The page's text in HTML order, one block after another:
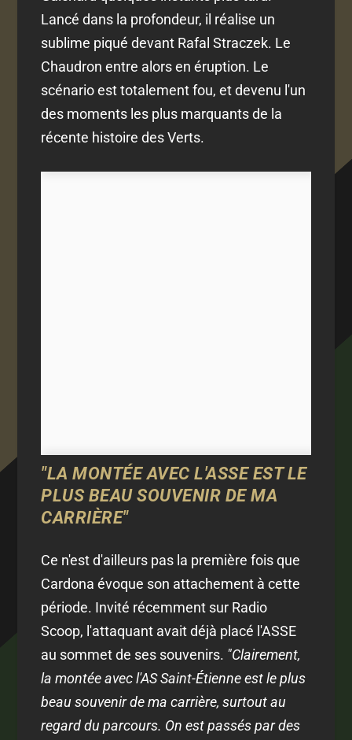
Lancé dans la profondeur, il réalise un
sublime piqué devant Rafal Straczek. Le
Chaudron entre alors en éruption. Le
scénario est totalement fou, et devenu l'un
des moments les plus marquants de la
récente histoire des Verts.
"LA MONTÉE AVEC L'ASSE EST LE
PLUS BEAU SOUVENIR DE MA
CARRIÈRE"
Ce n'est d'ailleurs pas la première fois que
Cardona évoque son attachement à cette
période. Invité récemment sur Radio
Scoop, l'attaquant avait déjà placé l'ASSE
au sommet de ses souvenirs. "Clairement,
la montée avec l'AS Saint-Étienne est le plus
beau souvenir de ma carrière, surtout au
regard du parcours. On est passés par des